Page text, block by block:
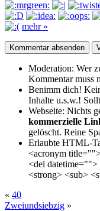
mehr »
Moderation: Wer
Kommentar muss
Benimm dich!
Inhalte u.s.w.!
Webseite: Nichts
kommerzielle
gelöscht. Reine
Erlaubte HTML-
<acronym
<del
<strong> <sub>
« 40
Zweiundsiebzig »